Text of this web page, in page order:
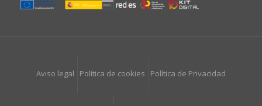
Aviso legal Política de cookies Política de Privacidad